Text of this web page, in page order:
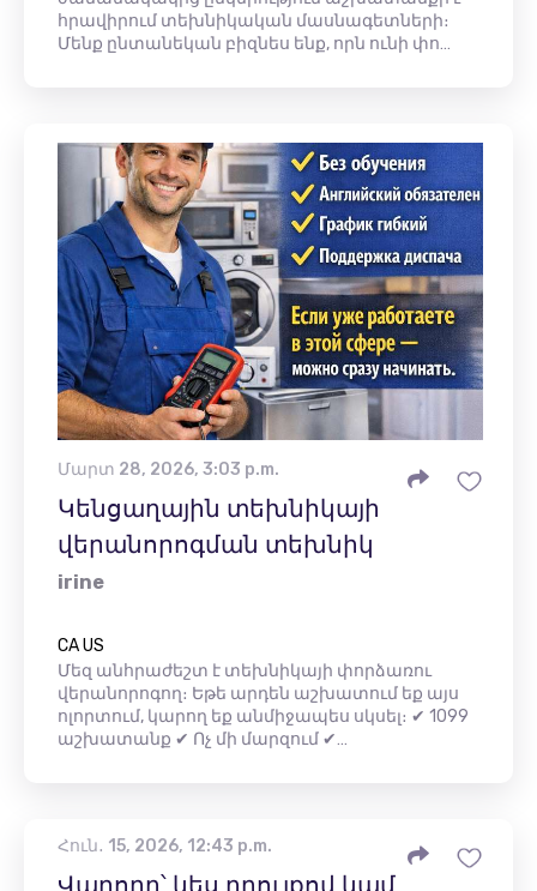
հրավիրում տեխնիկական մասնագետների։
Մենք ընտանեկան բիզնես ենք, որն ունի փո…
Մարտ 28, 2026, 3:03 p.m.
Կենցաղային տեխնիկայի
վերանորոգման տեխնիկ
irine
CA US
Մեզ անհրաժեշտ է տեխնիկայի փորձառու
վերանորոգող։ Եթե ​​արդեն աշխատում եք այս
ոլորտում, կարող եք անմիջապես սկսել։ ✔ 1099
աշխատանք ✔ Ոչ մի մարզում ✔…
Հուն․ 15, 2026, 12:43 p.m.
Վարորդ՝ կես դրույքով կամ